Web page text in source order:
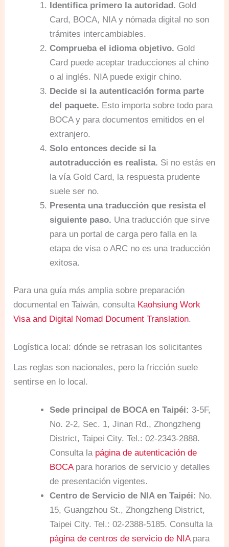
Identifica primero la autoridad. Gold
Card, BOCA, NIA y nómada digital no son
trámites intercambiables.
Comprueba el idioma objetivo. Gold
Card puede aceptar traducciones al chino
o al inglés. NIA puede exigir chino.
Decide si la autenticación forma parte
del paquete. Esto importa sobre todo para
BOCA y para documentos emitidos en el
extranjero.
Solo entonces decide si la
autotraducción es realista. Si no estás en
la vía Gold Card, la respuesta prudente
suele ser no.
Presenta una traducción que resista el
siguiente paso. Una traducción que sirve
para un portal de carga pero falla en la
etapa de visa o ARC no es una traducción
exitosa.
Para una guía más amplia sobre preparación
documental en Taiwán, consulta Kaohsiung Work
Visa and Digital Nomad Document Translation.
Logística local: dónde se retrasan los solicitantes
Las reglas son nacionales, pero la fricción suele
sentirse en lo local.
Sede principal de BOCA en Taipéi: 3-5F,
No. 2-2, Sec. 1, Jinan Rd., Zhongzheng
District, Taipei City. Tel.: 02-2343-2888.
Consulta la página de autenticación de
BOCApara horarios de servicio y detalles
de presentación vigentes.
Centro de Servicio de NIA en Taipéi: No.
15, Guangzhou St., Zhongzheng District,
Taipei City. Tel.: 02-2388-5185. Consulta la
página de centros de servicio de NIApara